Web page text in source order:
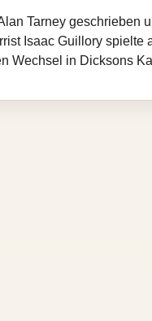
Tarney geschrieben
Isaac Guillory
Wechsel in Dicksons